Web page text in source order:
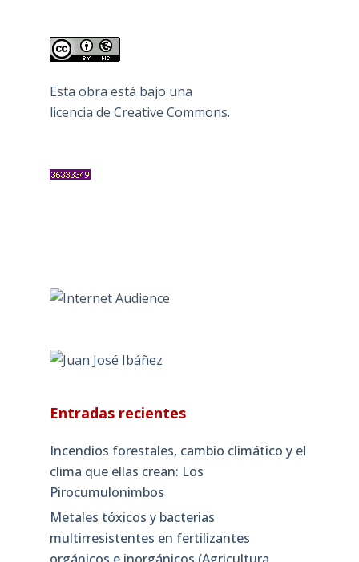
Esta obra está bajo una
licencia de Creative Commons.
Entradas recientes
Incendios forestales, cambio climático y el
clima que ellas crean: Los
Pirocumulonimbos
Metales tóxicos y bacterias
multirresistentes en fertilizantes